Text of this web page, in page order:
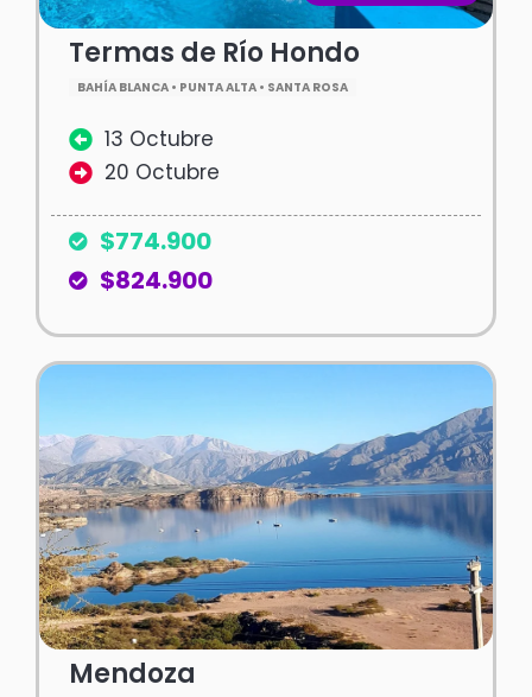
Termas de Río Hondo
BAHÍA BLANCA • PUNTA ALTA • SANTA ROSA
13 Octubre
20 Octubre
$774.900
$824.900
Mendoza